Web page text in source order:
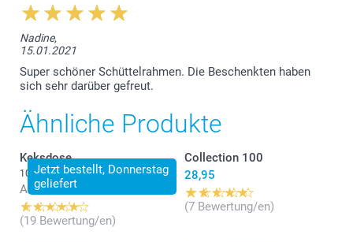
Nadine,
15.01.2021
Super schöner Schüttelrahmen. Die Beschenkten haben
sich sehr darüber gefreut.
Ähnliche Produkte
Jetzt bestellt, Donnerstag
geliefert
Keksdose
10 Varianten
Ab 19,95
(19 Bewertung/en)
Collection 100
28,95
(7 Bewertung/en)